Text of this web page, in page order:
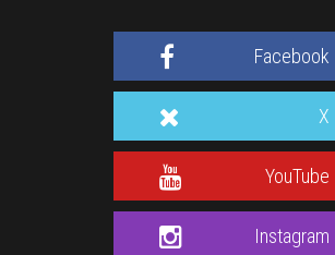
Facebook
X
YouTube
Instagram